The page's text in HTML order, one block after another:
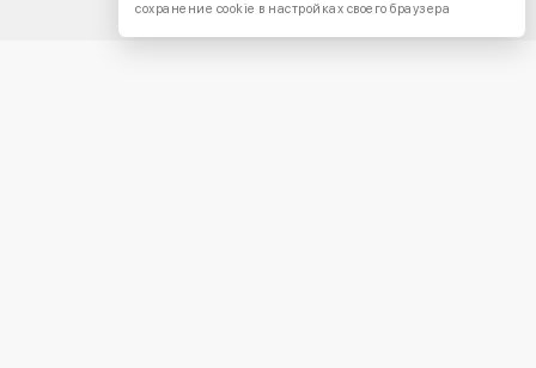
сохранение cookie в настройках своего браузера